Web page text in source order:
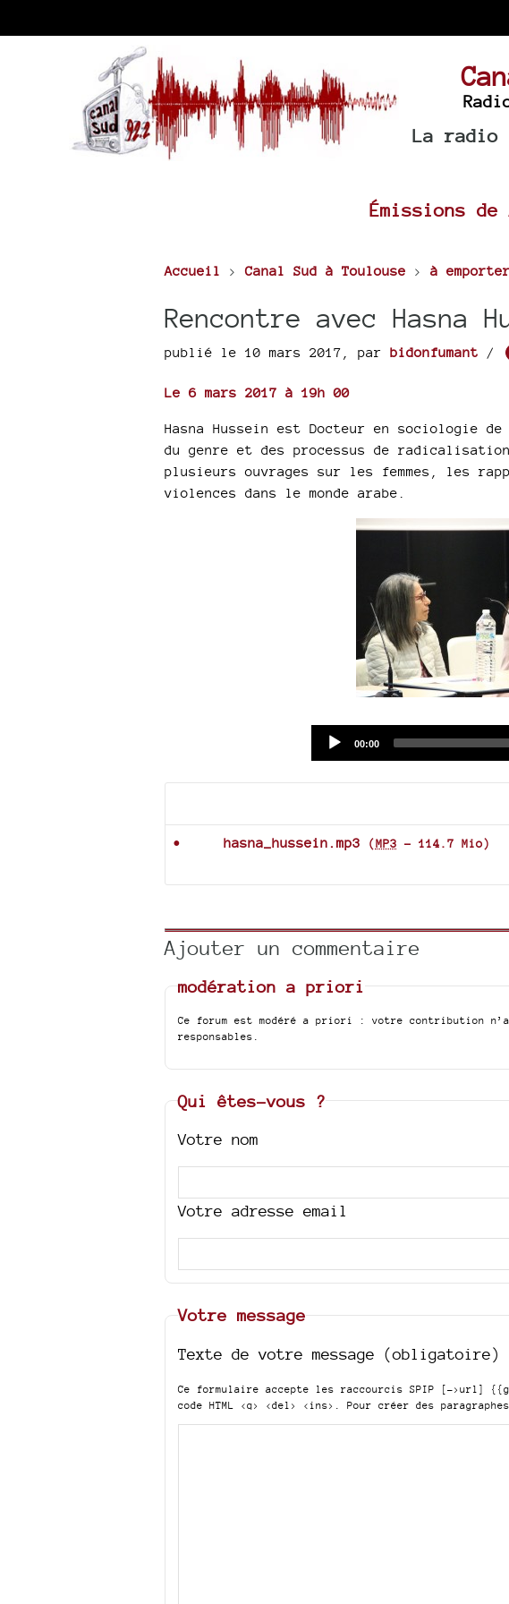
La radio
Émissions de
Accueil >Canal Sud à Toulouse > à emporter
Rencontre avec Hasna
publié le 10 mars 2017 par bidonfumant /
Le 6 mars 2017 à 19h 00
Hasna Hussein est Docteur en sociologie
du genre et des processus de
plusieurs ouvrages sur les femmes, les
violences dans le monde arabe.
Current
00:00
hasna_hussein.mp3 (MP3 - 114.7 Mio)
Ajouter un commentaire
modération a priori
Ce forum est modéré a priori : votre contribution
responsables.
Qui êtes-vous ?
Votre nom
Votre adresse email
Votre message
Texte de votre message (obligatoire)
Ce formulaire accepte les raccourcis SPIP [->url]
code HTML <q> <del> <ins> . Pour créer des